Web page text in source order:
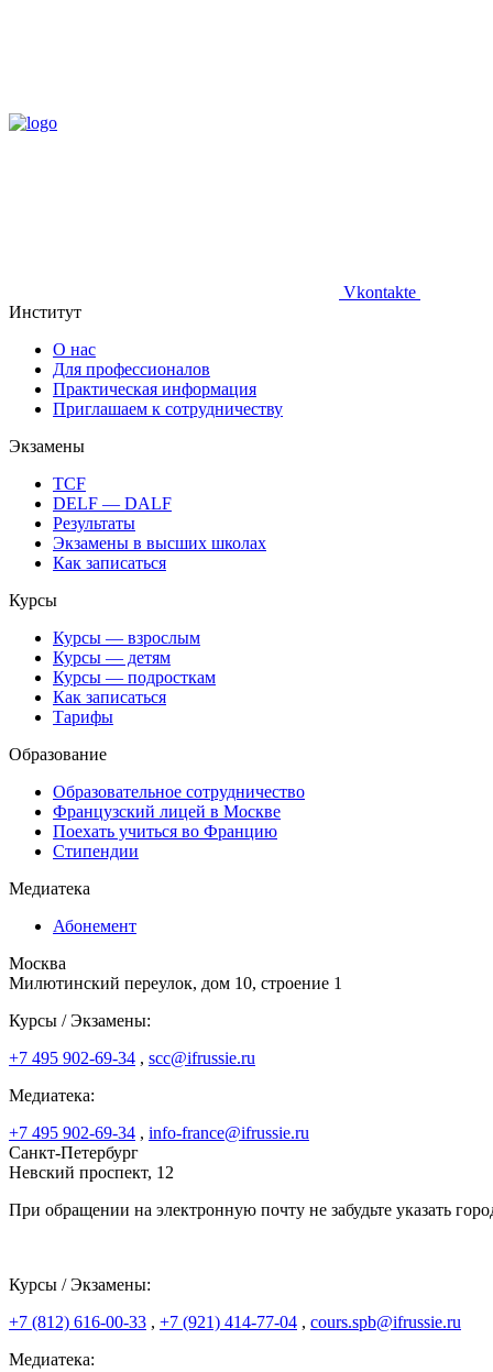
Vkontakte
Институт
О нас
Для профессионалов
Практическая информация
Приглашаем к сотрудничеству
Экзамены
TCF
DELF — DALF
Результаты
Экзамены в высших школах
Как записаться
Курсы
Курсы — взрослым
Курсы — детям
Курсы — подросткам
Как записаться
Тарифы
Образование
Образовательное сотрудничество
Французский лицей в Москве
Поехать учиться во Францию
Стипендии
Медиатека
Абонемент
Москва
Милютинский переулок, дом 10, строение 1
Курсы / Экзамены:
+7 495 902-69-34 , scc@ifrussie.ru
Медиатека:
+7 495 902-69-34 , info-france@ifrussie.ru
Санкт-Петербург
Невский проспект, 12
При обращении на электронную почту не забудьте указать
Курсы / Экзамены:
+7 (812) 616-00-33 , +7 (921) 414-77-04 , cours.spb@ifrussie.ru
Медиатека: